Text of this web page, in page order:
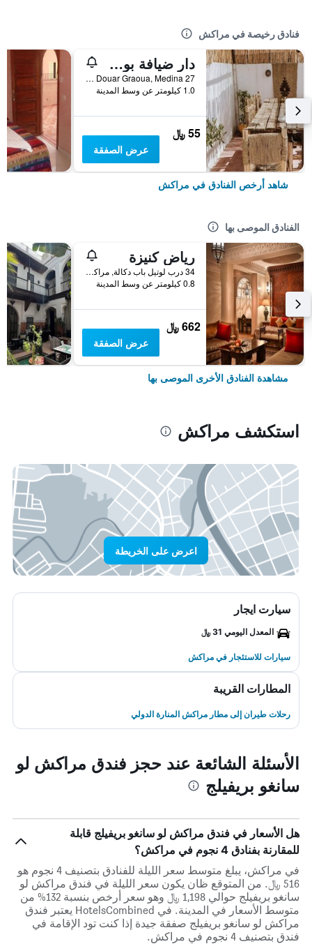
فنادق رخيصة في مراكش
دار ضيافة بوهو 27، مراكش
27 Derb Cherkaoui Douar Graoua, Medina, مراكش, المغرب
1.0 كيلومتر عن وسط المدينة
55 ﷼
عرض الصفقة
شاهد أرخص الفنادق في مراكش
الفنادق الموصى بها
رياض كنيزة
34 درب لوتيل باب دكالة, مراكش, المغرب
0.8 كيلومتر عن وسط المدينة
662 ﷼
عرض الصفقة
مشاهدة الفنادق الأخرى الموصى بها
استكشف مراكش
اعرض على الخريطة
سيارت ايجار
المعدل اليومي 31 ﷼
سيارات للاستئجار في مراكش
المطارات القريبة
رحلات طيران إلى مطار مراكش المنارة الدولي
الأسئلة الشائعة عند حجز فندق مراكش لو
سانغو بريفيلج
هل الأسعار في فندق مراكش لو سانغو بريفيلج قابلة
للمقارنة بفنادق 4 نجوم في مراكش؟
في مراكش، يبلغ متوسط ​​سعر الليلة للفنادق بتصنيف 4 نجوم هو
516 ﷼. من المتوقع ظان يكون سعر الليلة في فندق مراكش لو
سانغو بريفيلج حوالي 1,198 ﷼ وهو سعر أرخص بنسبة 132% من
متوسط الأسعار في المدينة. في HotelsCombined يعتبر فندق
مراكش لو سانغو بريفيلج صفقة جيدة إذا كنت تود الإقامة في
فندق بتصنيف 4 نجوم في مراكش.